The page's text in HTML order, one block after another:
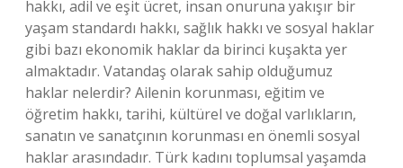
hakkı, adil ve eşit ücret, insan onuruna yakışır bir
yaşam standardı hakkı, sağlık hakkı ve sosyal haklar
gibi bazı ekonomik haklar da birinci kuşakta yer
almaktadır. Vatandaş olarak sahip olduğumuz
haklar nelerdir? Ailenin korunması, eğitim ve
öğretim hakkı, tarihi, kültürel ve doğal varlıkların,
sanatın ve sanatçının korunması en önemli sosyal
haklar arasındadır. Türk kadını toplumsal yaşamda